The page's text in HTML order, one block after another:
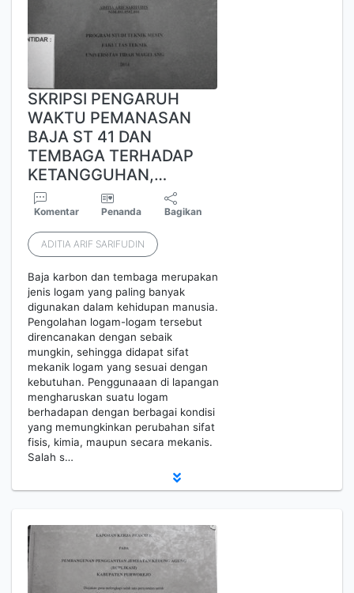
SKRIPSI PENGARUH
WAKTU PEMANASAN
BAJA ST 41 DAN
TEMBAGA TERHADAP
KETANGGUHAN,…
Komentar Penanda Bagikan
ADITIA ARIF SARIFUDIN
Baja karbon dan tembaga merupakan
jenis logam yang paling banyak
digunakan dalam kehidupan manusia.
Pengolahan logam-logam tersebut
direncanakan dengan sebaik
mungkin, sehingga didapat sifat
mekanik logam yang sesuai dengan
kebutuhan. Penggunaaan di lapangan
mengharuskan suatu logam
berhadapan dengan berbagai kondisi
yang memungkinkan perubahan sifat
fisis, kimia, maupun secara mekanis.
Salah s…